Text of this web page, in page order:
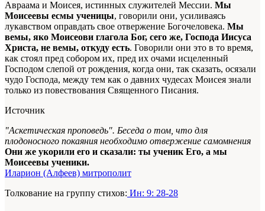
Авраама и Моисея, истинных служителей Мессии. Мы
Моисеевы есмы ученицы, говорили они, усиливаясь
лукавством оправдать свое отвержение Богочеловека. Мы
вемы, яко Моисеови глагола Бог, сего же, Господа Иисуса
Христа, не вемы, откуду есть. Говорили они это в то время,
как стоял пред собором их, пред их очами исцеленный
Господом слепой от рождения, когда они, так сказать, осязали
чудо Господа, между тем как о давних чудесах Моисея знали
только из повествования Священного Писания.
Источник
"Аскетическая проповедь". Беседа о том, что для
плодоносного покаяния необходимо отвержение самомнения
Они же укорили его и сказали: ты ученик Его, а мы
Моисеевы ученики.
Иларион (Алфеев) митрополит
Толкование на группу стихов: Ин: 9: 28-28